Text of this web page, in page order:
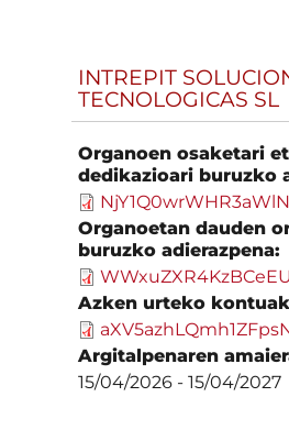
INTREPIT
TECNOLOGICAS SL
Organoen osaketari
dedikazioari buruzko
Organoetan dauden
buruzko adierazpena:
Azken urteko
Argitalpenaren
15/04/2026 -15/04/2027